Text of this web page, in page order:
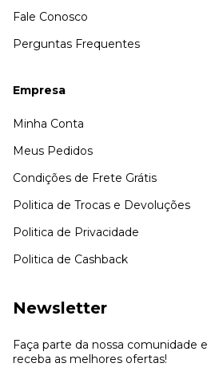
Fale Conosco
Perguntas Frequentes
Empresa
Minha Conta
Meus Pedidos
Condições de Frete Grátis
Politica de Trocas e Devoluções
Politica de Privacidade
Politica de Cashback
Newsletter
Faça parte da nossa comunidade e
receba as melhores ofertas!